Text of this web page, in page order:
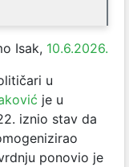
Isak, 10.6.2026.
u
je u
iznio stav da
ponovio je